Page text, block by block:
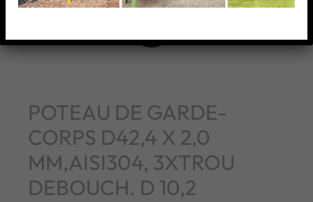
POTEAU DE GARDE-
CORPS D42,4 X 2,0
MM,AISI304, 3XTROU
DEBOUCH. D 10,2